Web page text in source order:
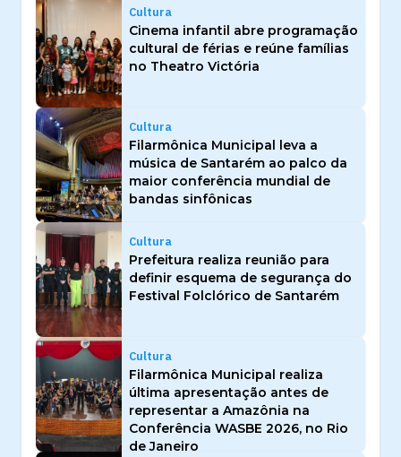
Cultura
Cinema infantil abre programação
cultural de férias e reúne famílias
no Theatro Victória
Cultura
Filarmônica Municipal leva a
música de Santarém ao palco da
maior conferência mundial de
bandas sinfônicas
Cultura
Prefeitura realiza reunião para
definir esquema de segurança do
Festival Folclórico de Santarém
Cultura
Filarmônica Municipal realiza
última apresentação antes de
representar a Amazônia na
Conferência WASBE 2026, no Rio
de Janeiro